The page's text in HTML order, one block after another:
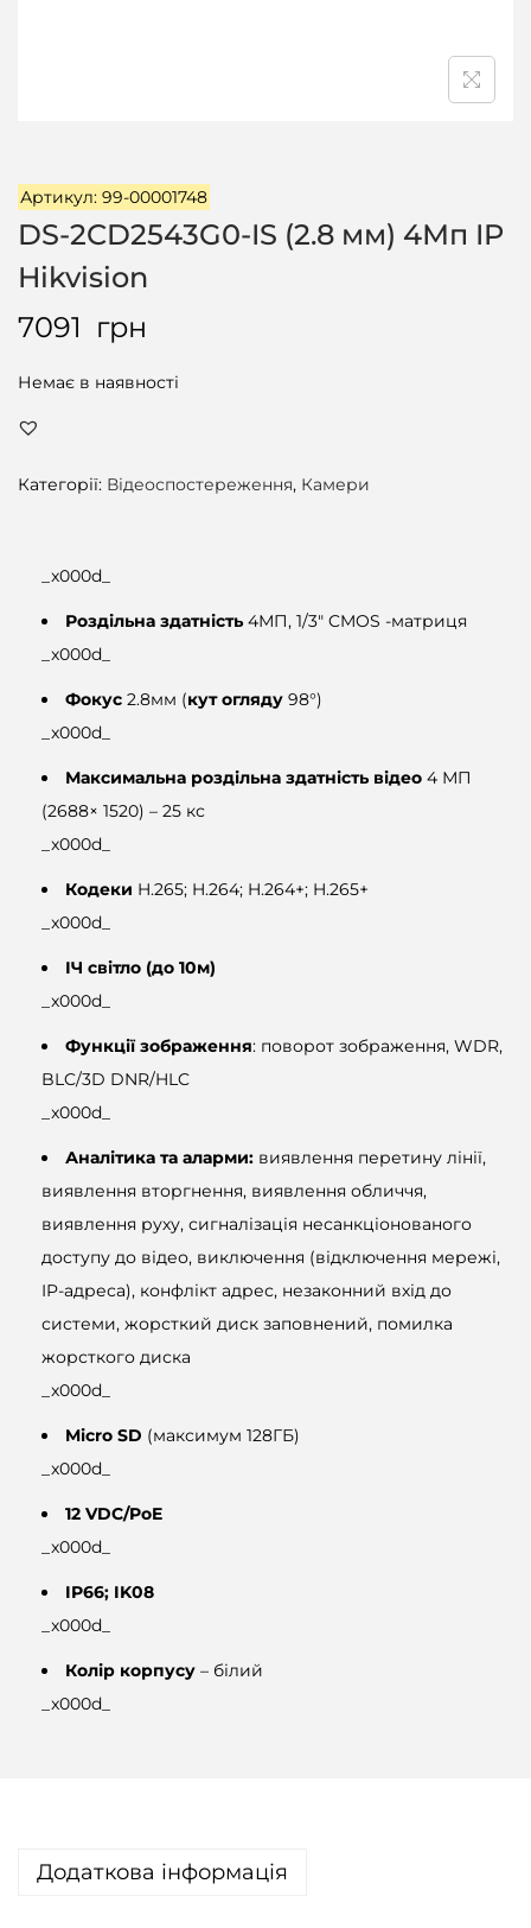
Артикул: 99-00001748
DS-2CD2543G0-IS (2.8 мм) 4Мп IP
Hikvision
7091 грн
Немає в наявності
Категорії: Відеоспостереження, Камери
_x000d_
Роздільна здатність4МП, 1/3″ CMOS -матриця
_x000d_
Фокус 2.8мм (кут огляду 98°)
_x000d_
Максимальна роздільна здатність відео 4 МП
(2688× 1520) – 25 кс
_x000d_
Кодеки H.265; H.264; H.264+; H.265+
_x000d_
ІЧ світло (до 10м)
_x000d_
Функції зображення: поворот зображення, WDR,
BLC/3D DNR/HLC
_x000d_
Аналітика та аларми: виявлення перетину лінії,
виявлення вторгнення, виявлення обличчя,
виявлення руху, сигналізація несанкціонованого
доступу до відео, виключення (відключення мережі,
IP-адреса), конфлікт адрес, незаконний вхід до
системи, жорсткий диск заповнений, помилка
жорсткого диска
_x000d_
Micro SD (максимум 128ГБ)
_x000d_
12 VDC/PoE
_x000d_
IP66; IK08
_x000d_
Колір корпусу – білий
_x000d_
Додаткова інформація